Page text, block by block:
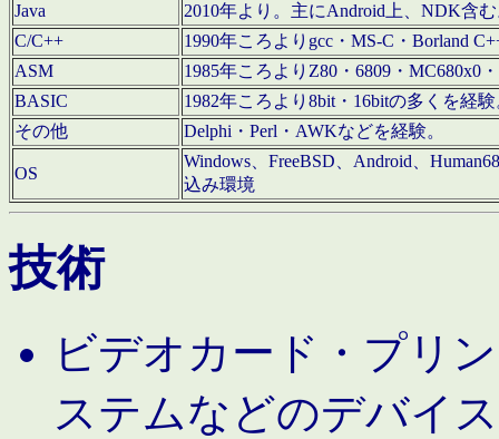
Java
2010年より。主にAndroid上、NDK含
C/C++
1990年ころよりgcc・MS-C・Borland
ASM
1985年ころよりZ80・6809・MC680x0
BASIC
1982年ころより8bit・16bitの多くを経
その他
Delphi・Perl・AWKなどを経験。
OS
Windows、FreeBSD、Android、
込み環境
技術
ビデオカード・プリ
ステムなどのデバイ